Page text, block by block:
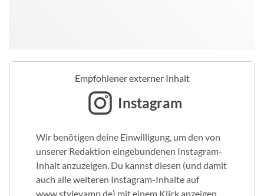
Empfohlener externer Inhalt
Instagram
Wir benötigen deine Einwilligung, um den von
unserer Redaktion eingebundenen Instagram-
Inhalt anzuzeigen. Du kannst diesen (und damit
auch alle weiteren Instagram-Inhalte auf
www.stylevamp.de) mit einem Klick anzeigen